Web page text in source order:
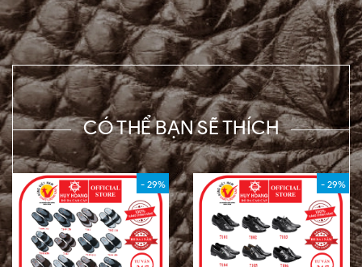
CÓ THỂ BẠN SẼ THÍCH
- 29% - 29%